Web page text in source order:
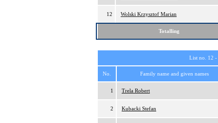
12 Wolski Krzysztof Marian
Totalling
List no. 12 -
No. Family name and given names
1 Trela Robert
2 Kubacki Stefan